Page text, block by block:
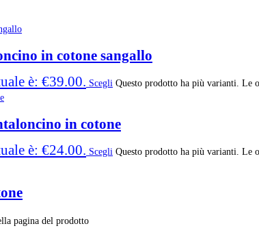
in cotone sangallo
è: €39.00. Scegli Questo prodotto ha più varianti. Le
in cotone
è: €24.00. Scegli Questo prodotto ha più varianti. Le
pagina del prodotto